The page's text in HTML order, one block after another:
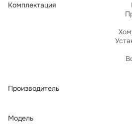
Комплектация
Производитель
Модель